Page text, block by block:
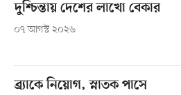
দুশ্চিন্তায় দেশের লাখো বেকার
০৭ আগস্ট ২০২৬
ব্র্যাকে নিয়োগ, স্নাতক পাসে